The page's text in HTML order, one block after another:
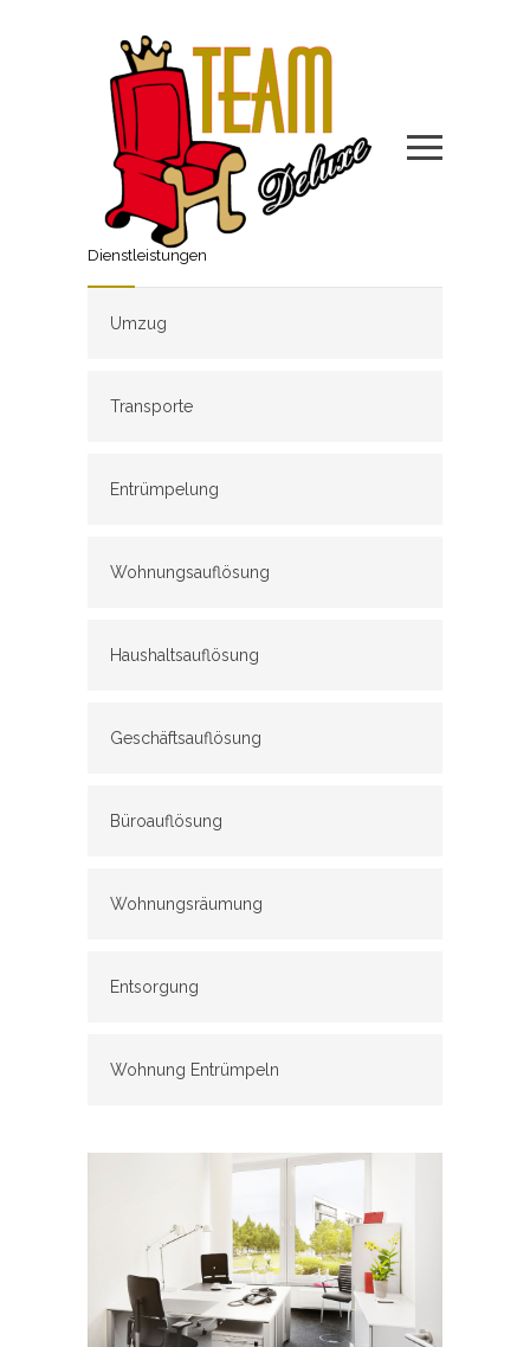
Dienstleistungen
Umzug
Transporte
Entrümpelung
Wohnungsauflösung
Haushaltsauflösung
Geschäftsauflösung
Büroauflösung
Wohnungsräumung
Entsorgung
Wohnung Entrümpeln